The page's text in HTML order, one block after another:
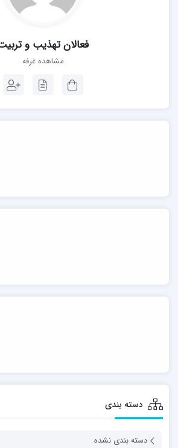
فعالان تهذیب و
مشاهده غرفه
دسته بندی
دسته بندی نشده